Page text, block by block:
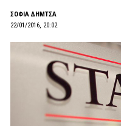
ΣΟΦΙΑ ΔΗΜΤΣΑ
22/01/2016, 20:02